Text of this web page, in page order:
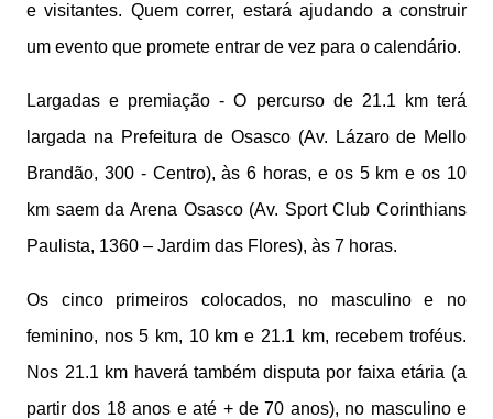
e visitantes. Quem correr, estará ajudando a construir
um evento que promete entrar de vez para o calendário.
Largadas e premiação - O percurso de 21.1 km terá
largada na Prefeitura de Osasco (Av. Lázaro de Mello
Brandão, 300 - Centro), às 6 horas, e os 5 km e os 10
km saem da Arena Osasco (Av. Sport Club Corinthians
Paulista, 1360 – Jardim das Flores), às 7 horas.
Os cinco primeiros colocados, no masculino e no
feminino, nos 5 km, 10 km e 21.1 km, recebem troféus.
Nos 21.1 km haverá também disputa por faixa etária (a
partir dos 18 anos e até + de 70 anos), no masculino e